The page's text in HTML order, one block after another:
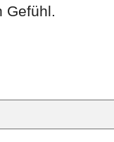
Gefühl.